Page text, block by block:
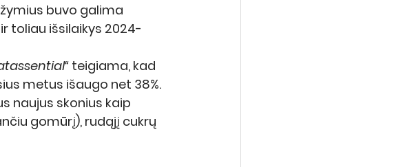
buvo galima
toliau išsilaikys 2024-
teigiama, kad
metus išaugo net 38%.
naujus skonius kaip
gomūrį), rudąjį cukrų